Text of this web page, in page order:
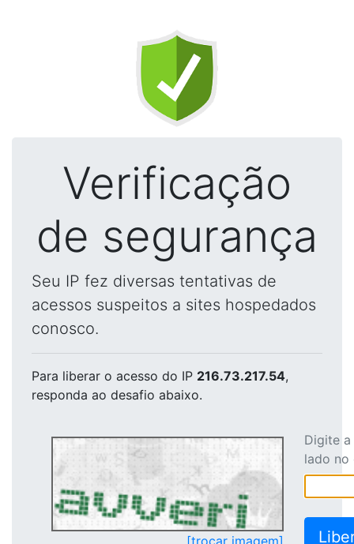
Verificação
de segurança
Seu IP fez diversas tentativas de
acessos suspeitos a sites hospedados
conosco.
Para liberar o acesso do IP 216.73.217.54,
responda ao desafio abaixo.
[trocar imagem]
Digite
lado no